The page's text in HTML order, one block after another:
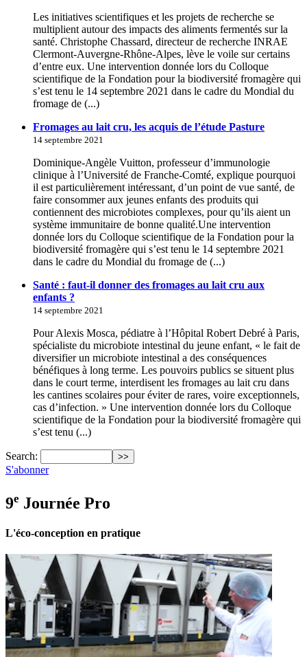
Les initiatives scientifiques et les projets de recherche se
multiplient autour des impacts des aliments fermentés sur la
santé. Christophe Chassard, directeur de recherche INRAE
Clermont-Auvergne-Rhône-Alpes, lève le voile sur certains
d’entre eux. Une intervention donnée lors du Colloque
scientifique de la Fondation pour la biodiversité fromagère qui
s’est tenu le 14 septembre 2021 dans le cadre du Mondial du
fromage de (...)
Fromages au lait cru, les acquis de l’étude Pasture
14 septembre 2021
Dominique-Angèle Vuitton, professeur d’immunologie
clinique à l’Université de Franche-Comté, explique pourquoi
il est particulièrement intéressant, d’un point de vue santé, de
faire consommer aux jeunes enfants des produits qui
contiennent des microbiotes complexes, pour qu’ils aient un
système immunitaire de bonne qualité.Une intervention
donnée lors du Colloque scientifique de la Fondation pour la
biodiversité fromagère qui s’est tenu le 14 septembre 2021
dans le cadre du Mondial du fromage de (...)
Santé : faut-il donner des fromages au lait cru aux
enfants ?
14 septembre 2021
Pour Alexis Mosca, pédiatre à l’Hôpital Robert Debré à Paris,
spécialiste du microbiote intestinal du jeune enfant, « le fait de
diversifier un microbiote intestinal a des conséquences
bénéfiques à long terme. Les pouvoirs publics se situent plus
dans le court terme, interdisent les fromages au lait cru dans
les cantines scolaires pour éviter de rares, voire exceptionnels,
cas d’infection. » Une intervention donnée lors du Colloque
scientifique de la Fondation pour la biodiversité fromagère qui
s’est tenu (...)
Search:
S'abonner
9e Journée Pro
L'éco-conception en pratique